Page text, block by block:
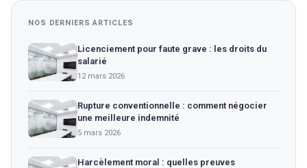
NOS DERNIERS ARTICLES
Licenciement pour faute grave : les droits du
salarié
12 mars 2026
Rupture conventionnelle : comment négocier
une meilleure indemnité
5 mars 2026
Harcèlement moral : quelles preuves